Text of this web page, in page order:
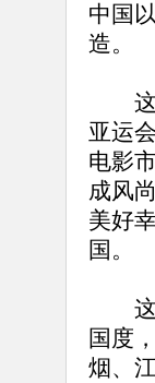
中国
造。
这一
亚运
电影
成风
美好
国。
这一
国度
烟、